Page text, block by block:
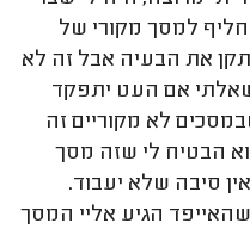
למסך מקורי של
את הבעיה אבל זה לא
שאלתי אם העט יתפקד
לא מקוריים זה
הבטיח לי שזה מסך
סיבה שלא יעבוד.
הגיע אליי המסך